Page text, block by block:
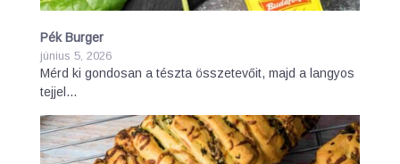
Pék Burger
június 5, 2026
Mérd ki gondosan a tészta összetevőit, majd a langyos
tejjel…